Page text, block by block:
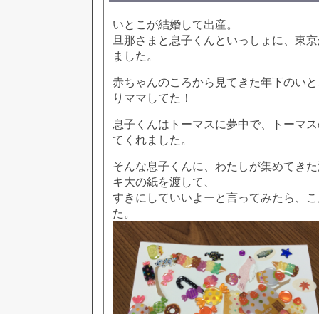
いとこが結婚して出産。
旦那さまと息子くんといっしょに、東
ました。
赤ちゃんのころから見てきた年下のい
りママしてた！
息子くんはトーマスに夢中で、トーマ
てくれました。
そんな息子くんに、わたしが集めてき
キ大の紙を渡して、
すきにしていいよーと言ってみたら、
た。